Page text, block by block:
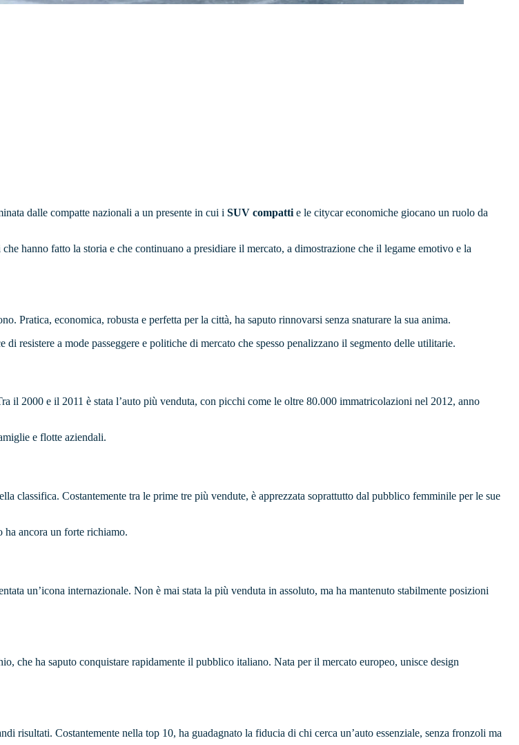
dalle compatte nazionali a un presente in cui i SUV compatti e le citycar economiche giocano un ruolo da
hanno fatto la storia e che continuano a presidiare il mercato, a dimostrazione che il legame emotivo e la
Pratica, economica, robusta e perfetta per la città, ha saputo rinnovarsi senza snaturare la sua anima.
resistere a mode passeggere e politiche di mercato che spesso penalizzano il segmento delle utilitarie.
il 2000 e il 2011 è stata l’auto più venduta, con picchi come le oltre 80.000 immatricolazioni nel 2012, anno
e flotte aziendali.
classifica. Costantemente tra le prime tre più vendute, è apprezzata soprattutto dal pubblico femminile per le sue
ha ancora un forte richiamo.
un’icona internazionale. Non è mai stata la più venduta in assoluto, ma ha mantenuto stabilmente posizioni
che ha saputo conquistare rapidamente il pubblico italiano. Nata per il mercato europeo, unisce design
risultati. Costantemente nella top 10, ha guadagnato la fiducia di chi cerca un’auto essenziale, senza fronzoli ma